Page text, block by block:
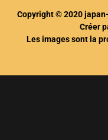
Copyright © 2020
Créer
Les images sont la